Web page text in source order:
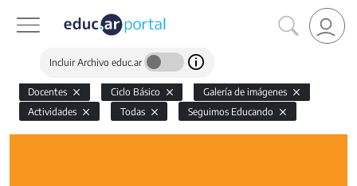
Incluir Archivo educ.ar
Docentes Ciclo Básico
Galería de imágenes
Actividades
Todas Seguimos Educando